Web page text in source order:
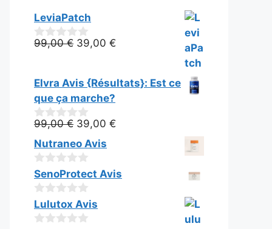
LeviaPatch
0
r
5
99,00€ Le
était :
99,00 €.
39,00 €
est :
Elvra Avis {Résultats}: Est ce
que ça marche?
0
s
u
r
5
99,00€ Le
prix
initial
était :
99,00 €.
39,00 €
est :
Nutraneo Avis
0
s
u
r
5
SenoProtect Avis
0
s
u
Lulutox Avis